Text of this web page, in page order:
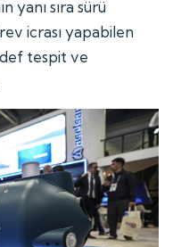
yanı sıra sürü
icrası yapabilen
tespit ve